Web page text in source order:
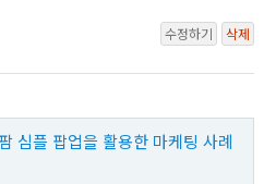
수정하기 삭제
심플 팝업을 활용한 마케팅 사례